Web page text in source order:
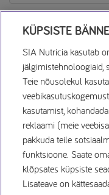
Küpsiste Avaldus
Privaatsuspoliitika
Kasutamistingimused
KÜPSISTE
SIA Nutricia kasutab
jälgimistehnoloogiaid,
Teie nõusolekul
kasutamist,
reklaami (meie
pakkuda teile
funktsioone. Saate
klõpsates küpsiste
Lisateave on